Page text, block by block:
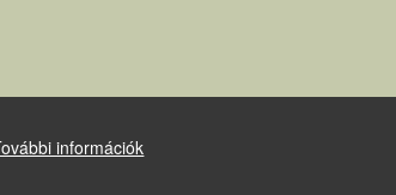
információk